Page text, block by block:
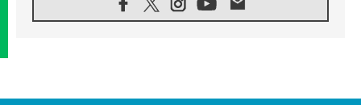
07.08.2026
Le programme du voyage apostolique du
07.08.2026